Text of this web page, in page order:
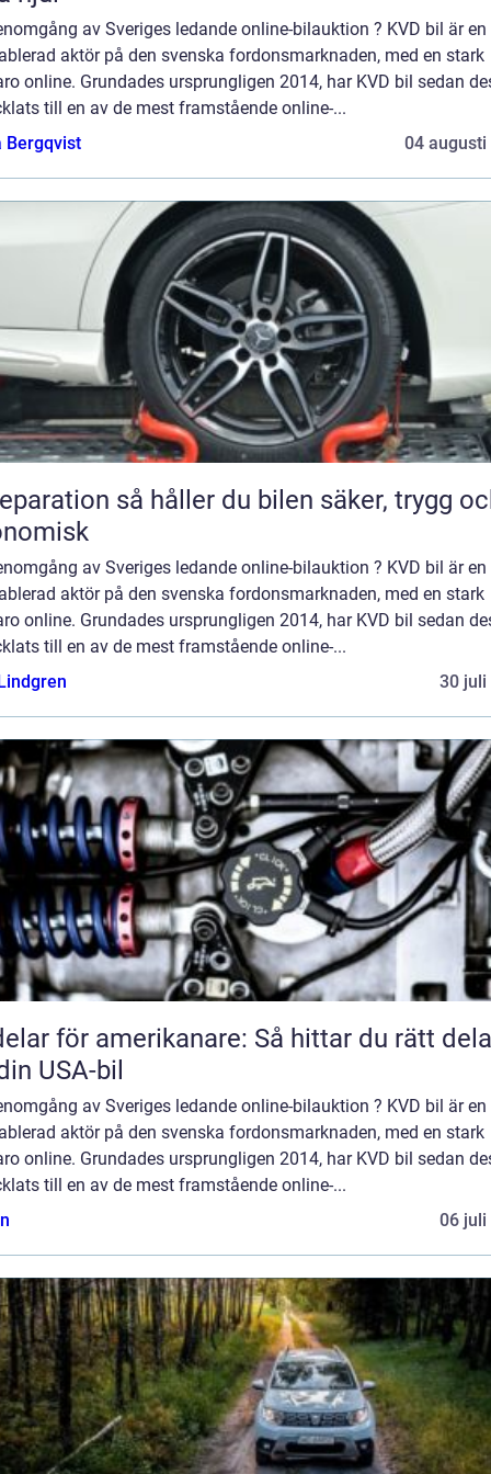
av Sveriges ledande online-bilauktion ? KVD bil är en
aktör på den svenska fordonsmarknaden, med en stark
online. Grundades ursprungligen 2014, har KVD bil sedan
till en av de mest framstående online-...
Bergqvist
04 augusti
håller du bilen säker, trygg och
av Sveriges ledande online-bilauktion ? KVD bil är en
aktör på den svenska fordonsmarknaden, med en stark
online. Grundades ursprungligen 2014, har KVD bil sedan
till en av de mest framstående online-...
30 juli
för amerikanare: Så hittar du rätt
USA-bil
av Sveriges ledande online-bilauktion ? KVD bil är en
aktör på den svenska fordonsmarknaden, med en stark
online. Grundades ursprungligen 2014, har KVD bil sedan
till en av de mest framstående online-...
06 juli